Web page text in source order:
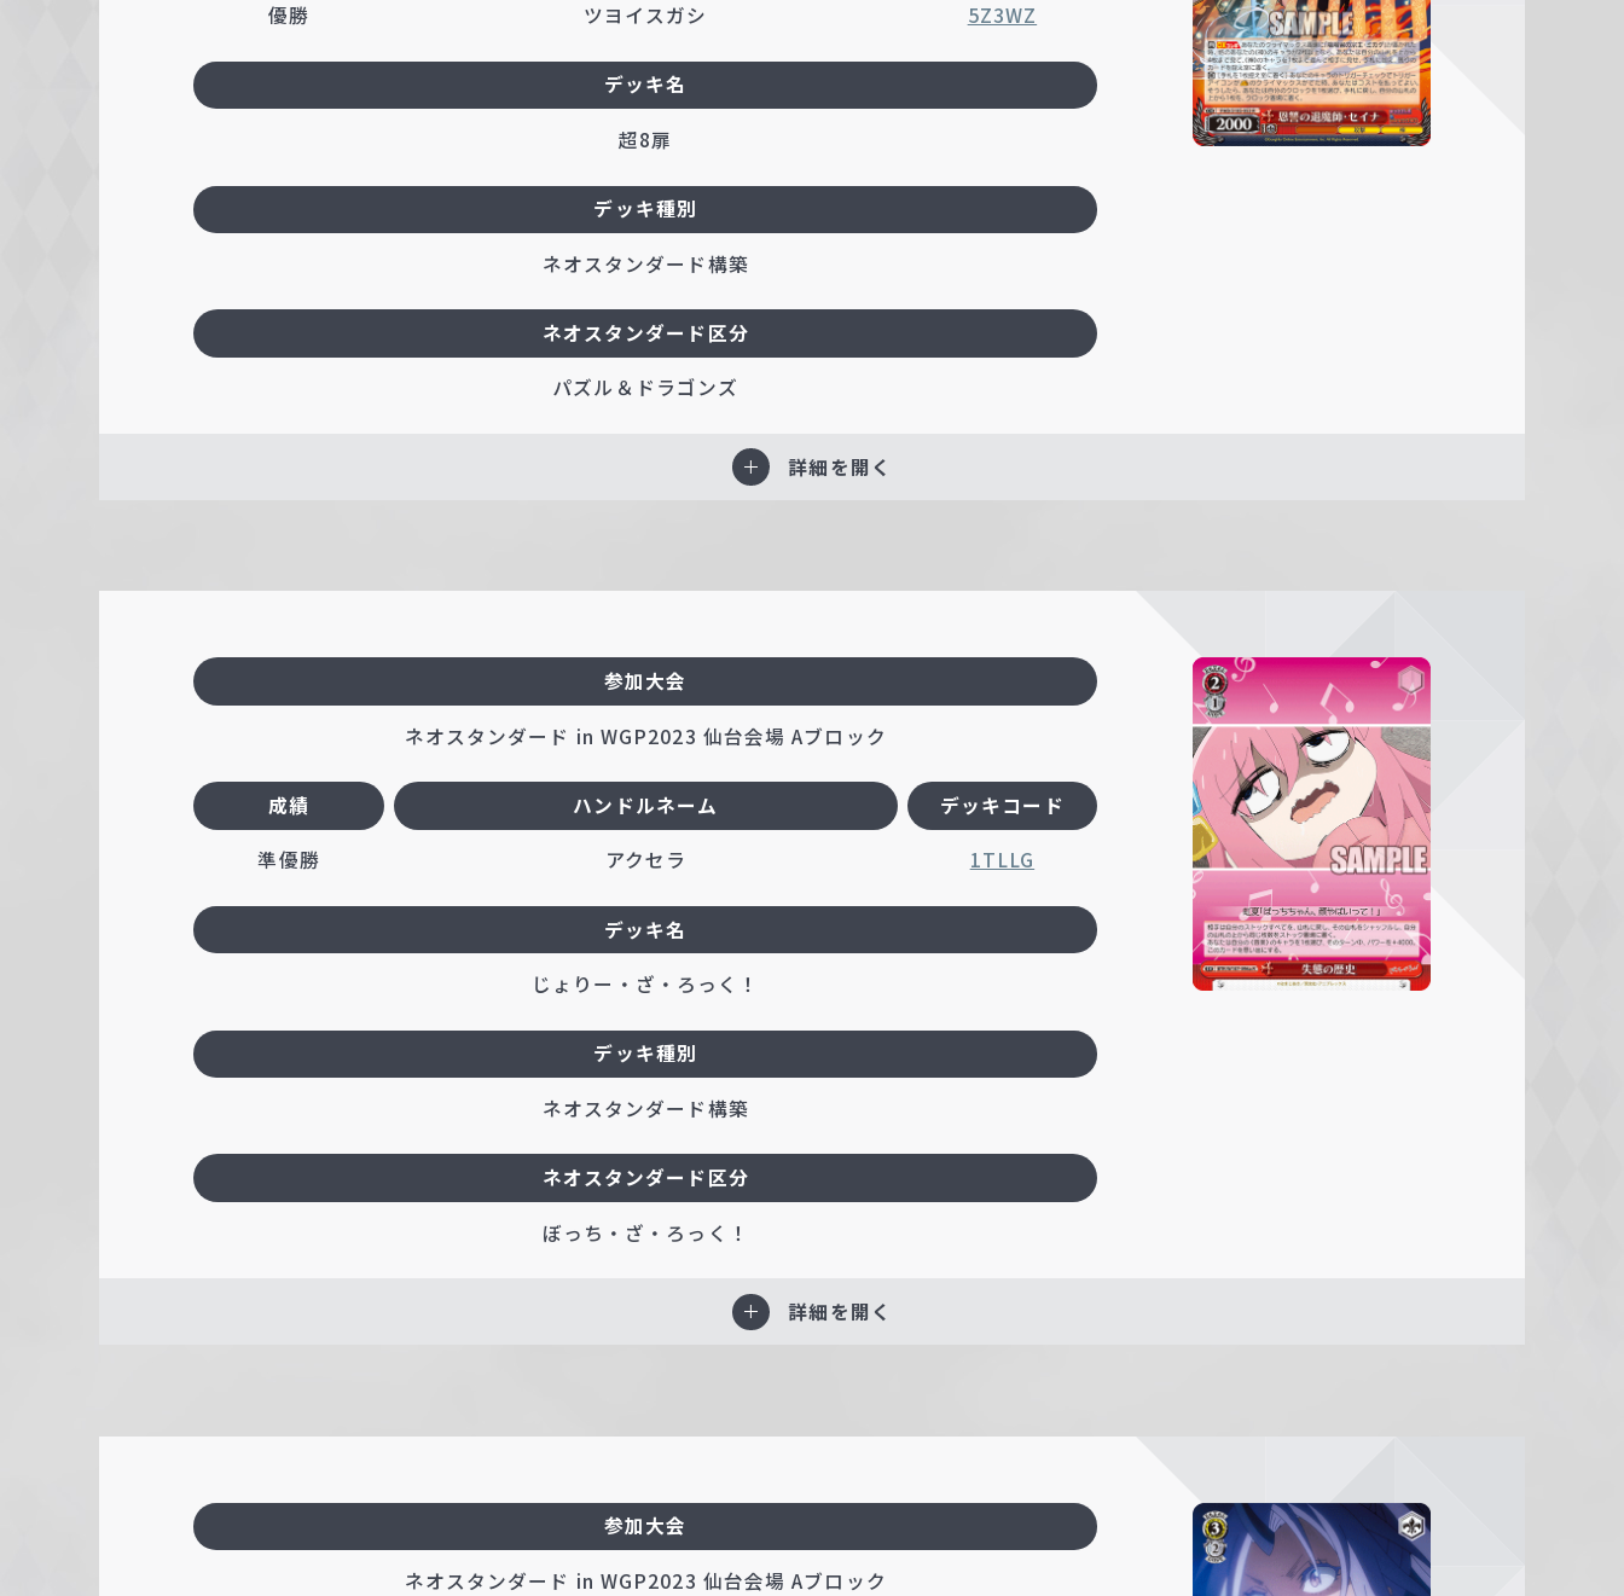
優勝
ツヨイスガシ
5Z3WZ
デッキ名
超8扉
デッキ種別
ネオスタンダード構築
ネオスタンダード区分
パズル＆ドラゴンズ
詳細を開く
参加大会
ネオスタンダード in WGP2023 仙台会場 Aブロック
成績
準優勝
ハンドルネーム
アクセラ
デッキコード
1TLLG
デッキ名
じょりー・ざ・ろっく！
デッキ種別
ネオスタンダード構築
ネオスタンダード区分
ぼっち・ざ・ろっく！
詳細を開く
参加大会
ネオスタンダード in WGP2023 仙台会場 Aブロック